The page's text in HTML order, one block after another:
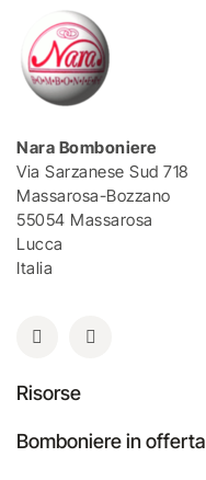
Nara Bomboniere
Via Sarzanese Sud 718
Massarosa-Bozzano
55054 Massarosa
Lucca
Italia
Risorse
Bomboniere in offerta